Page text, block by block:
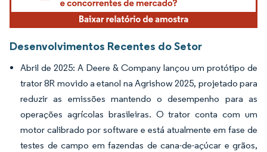
Desenvolvimentos Recentes do Setor
Abril de 2025: A Deere & Company lançou um protótipo de
trator 8R movido a etanol na Agrishow 2025, projetado para
reduzir as emissões mantendo o desempenho para as
operações agrícolas brasileiras. O trator conta com um
motor calibrado por software e está atualmente em fase de
testes de campo em fazendas de cana-de-açúcar e grãos,